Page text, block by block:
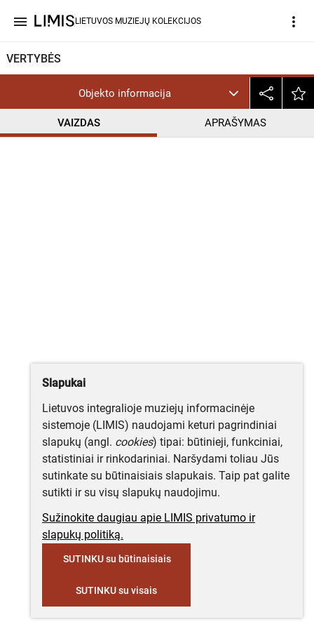
menu LIETUVOS MUZIEJŲ KOLEKCIJOS more_vert
VERTYBĖS
Objekto informacija
VAIZDAS APRAŠYMAS
Slapukai
Lietuvos integralioje muziejų informacinėje
sistemoje (LIMIS) naudojami keturi pagrindiniai
slapukų (angl. cookies) tipai: būtinieji, funkciniai,
statistiniai ir rinkodariniai. Naršydami toliau Jūs
sutinkate su būtinaisiais slapukais. Taip pat galite
sutikti ir su visų slapukų naudojimu.
Sužinokite daugiau apie LIMIS privatumo ir
slapukų politiką.
SUTINKU su būtinaisiais
SUTINKU su visais